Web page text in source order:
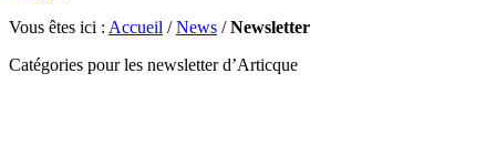
Vous êtes ici : Accueil /News /Newsletter
Catégories pour les newsletter d’Articque